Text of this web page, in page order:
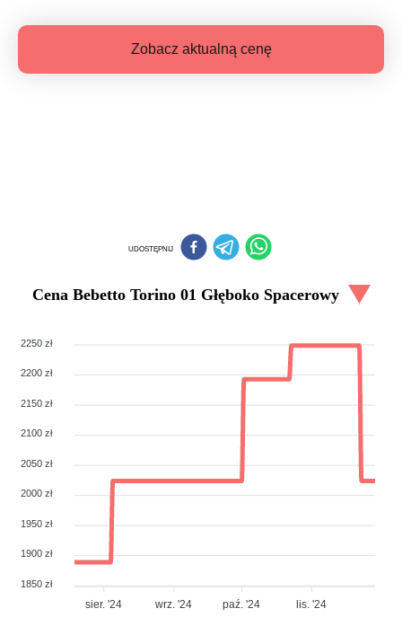
Zobacz aktualną cenę
UDOSTĘPNIJ
Cena Bebetto Torino 01 Głęboko Spacerowy
2250 zł
2200 zł
2150 zł
2100 zł
2050 zł
2000 zł
1950 zł
1900 zł
1850 zł
sier. '24 wrz. '24 paź. '24 lis. '24